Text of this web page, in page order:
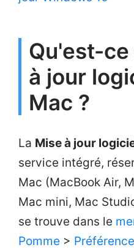
Qu'est-
à jour
Mac ?
La Mise à jour
service intégré,
Mac (MacBook Air,
Mac mini, Mac
se trouve dans le
Pomme >